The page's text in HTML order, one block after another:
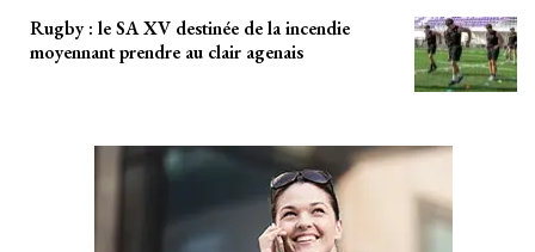
Rugby : le SA XV destinée de la incendie
moyennant prendre au clair agenais